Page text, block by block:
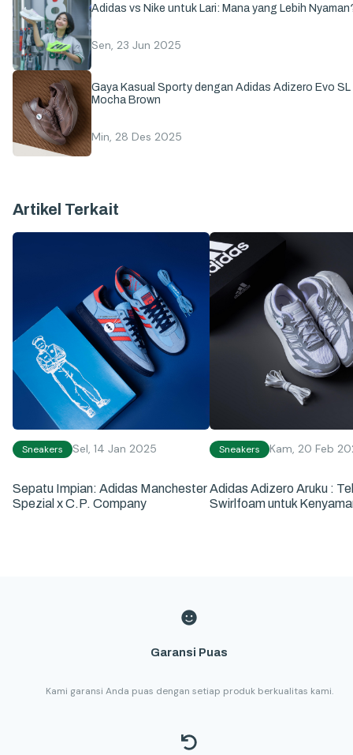
Adidas vs Nike untuk Lari: Mana yang Lebih
Sen, 23 Jun 2025
Gaya Kasual Sporty dengan Adidas Adizero Evo SL
Mocha Brown
Min, 28 Des 2025
Artikel Terkait
Sneakers Sel, 14 Jan 2025
Sepatu Impian: Adidas Manchester
Spezial x C.P. Company
Sneakers Kam, 20 Feb
Adidas Adizero Aruku :
Swirlfoam untuk
Garansi Puas
Kami garansi Anda puas dengan setiap produk berkualitas kami.